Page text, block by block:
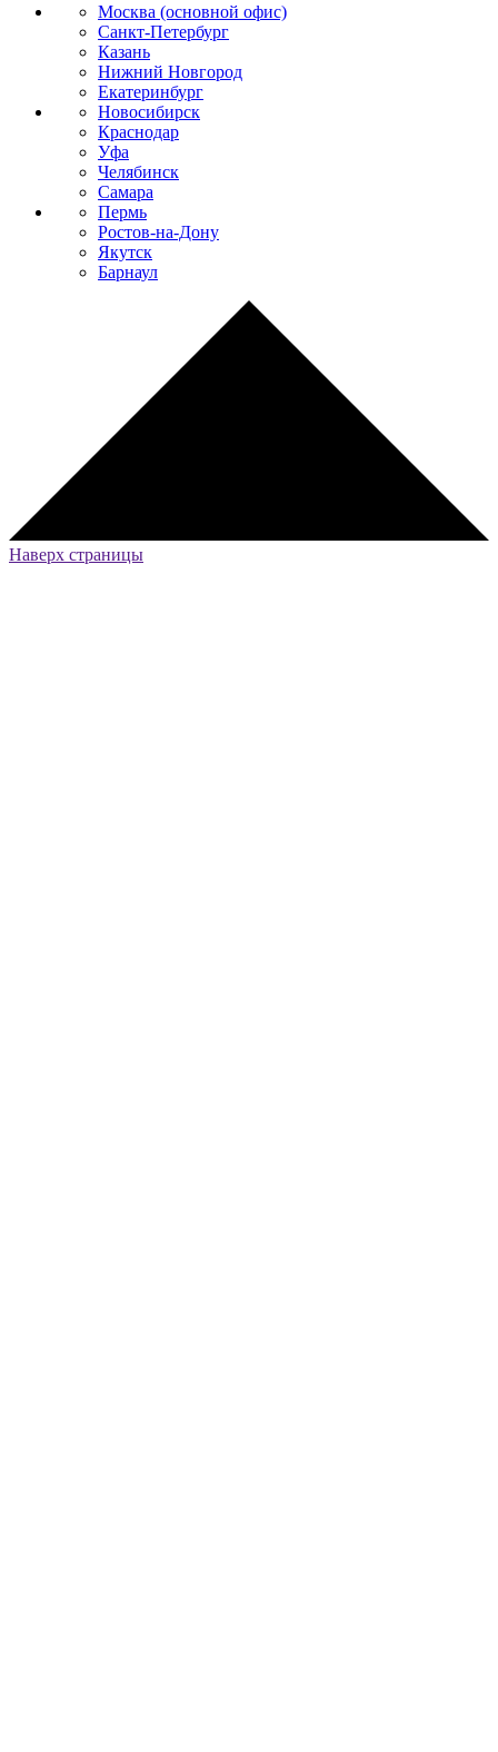
Москва (основной офис)
Санкт-Петербург
Казань
Нижний Новгород
Екатеринбург
Новосибирск
Краснодар
Уфа
Челябинск
Самара
Пермь
Ростов-на-Дону
Якутск
Барнаул
Наверх страницы